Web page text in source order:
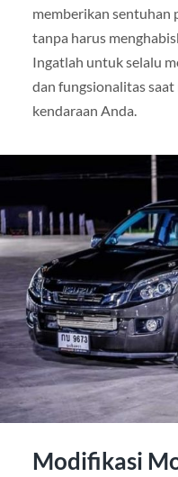
memberikan sentuhan
tanpa harus
Ingatlah untuk selalu
dan fungsionalitas
kendaraan Anda.
Modifikasi